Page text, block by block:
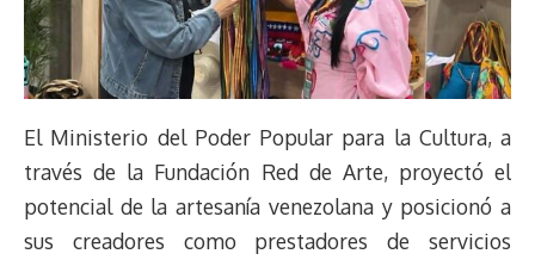
El Ministerio del Poder Popular para la Cultura, a
través de la Fundación Red de Arte, proyectó el
potencial de la artesanía venezolana y posicionó a
sus creadores como prestadores de servicios